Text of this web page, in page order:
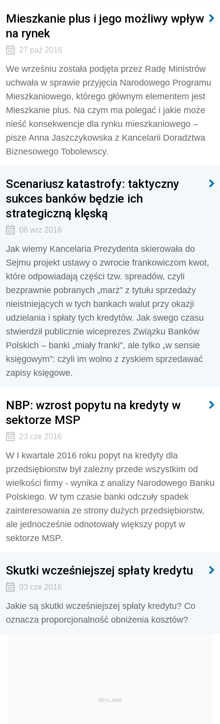
Mieszkanie plus i jego możliwy wpływ
na rynek
27 paź 2016
We wrześniu została podjęta przez Radę Ministrów
uchwała w sprawie przyjęcia Narodowego Programu
Mieszkaniowego, którego głównym elementem jest
Mieszkanie plus. Na czym ma polegać i jakie może
nieść konsekwencje dla rynku mieszkaniowego –
pisze Anna Jaszczykowska z Kancelarii Doradztwa
Biznesowego Tobolewscy.
Scenariusz katastrofy: taktyczny
sukces banków będzie ich
strategiczną klęską
08 wrz 2016
Jak wiemy Kancelaria Prezydenta skierowała do
Sejmu projekt ustawy o zwrocie frankowiczom kwot,
które odpowiadają części tzw. spreadów, czyli
bezprawnie pobranych „marż” z tytułu sprzedaży
nieistniejących w tych bankach walut przy okazji
udzielania i spłaty tych kredytów. Jak swego czasu
stwierdził publicznie wiceprezes Związku Banków
Polskich – banki „miały franki”, ale tylko „w sensie
księgowym”: czyli im wolno z zyskiem sprzedawać
zapisy księgowe.
NBP: wzrost popytu na kredyty w
sektorze MSP
23 cze 2016
W I kwartale 2016 roku popyt na kredyty dla
przedsiębiorstw był zależny przede wszystkim od
wielkości firmy - wynika z analizy Narodowego Banku
Polskiego. W tym czasie banki odczuły spadek
zainteresowania ze strony dużych przedsiębiorstw,
ale jednocześnie odnotowały większy popyt w
sektorze MSP.
Skutki wcześniejszej spłaty kredytu
03 cze 2016
Jakie są skutki wcześniejszej spłaty kredytu? Co
oznacza proporcjonalność obniżenia kosztów?
REKLAMA